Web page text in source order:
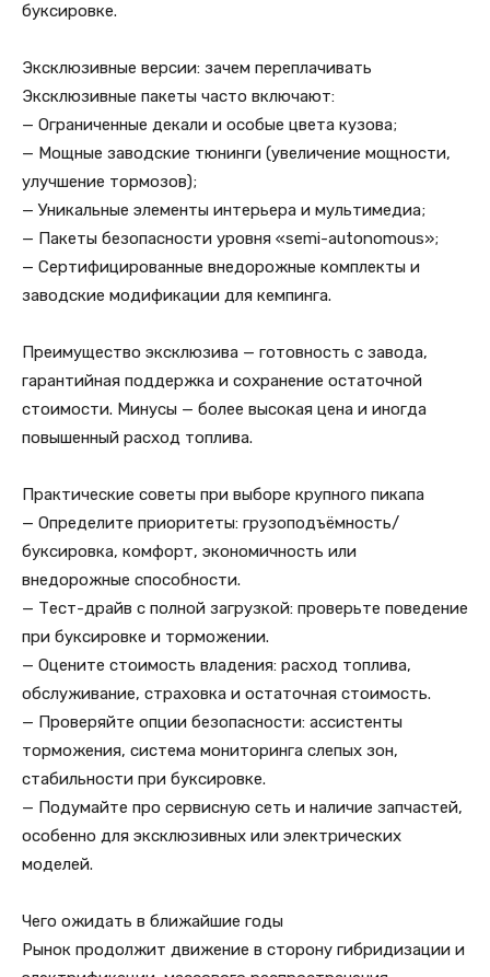
буксировке.
Эксклюзивные версии: зачем переплачивать
Эксклюзивные пакеты часто включают:
— Ограниченные декали и особые цвета кузова;
— Мощные заводские тюнинги (увеличение мощности,
улучшение тормозов);
— Уникальные элементы интерьера и мультимедиа;
— Пакеты безопасности уровня «semi-autonomous»;
— Сертифицированные внедорожные комплекты и
заводские модификации для кемпинга.
Преимущество эксклюзива — готовность с завода,
гарантийная поддержка и сохранение остаточной
стоимости. Минусы — более высокая цена и иногда
повышенный расход топлива.
Практические советы при выборе крупного пикапа
— Определите приоритеты: грузоподъёмность/
буксировка, комфорт, экономичность или
внедорожные способности.
— Тест-драйв с полной загрузкой: проверьте поведение
при буксировке и торможении.
— Оцените стоимость владения: расход топлива,
обслуживание, страховка и остаточная стоимость.
— Проверяйте опции безопасности: ассистенты
торможения, система мониторинга слепых зон,
стабильности при буксировке.
— Подумайте про сервисную сеть и наличие запчастей,
особенно для эксклюзивных или электрических
моделей.
Чего ожидать в ближайшие годы
Рынок продолжит движение в сторону гибридизации и